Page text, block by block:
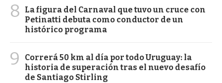
8
La figura del Carnaval que tuvo un cruce con
Petinatti debuta como conductor de un
histórico programa
9
Correrá 50 km al día por todo Uruguay: la
historia de superación tras el nuevo desafío
de Santiago Stirling